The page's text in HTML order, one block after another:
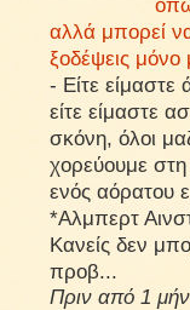
αλλά μπορεί
ξοδέψεις μόνο
- Είτε είμαστε
είτε είμαστε
σκόνη, όλοι
χορεύουμε
ενός αόρατου
*Αλμπερτ
Κανείς δεν
προβ...
Πριν από 1